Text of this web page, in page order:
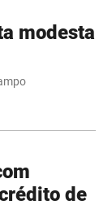
modesta
de